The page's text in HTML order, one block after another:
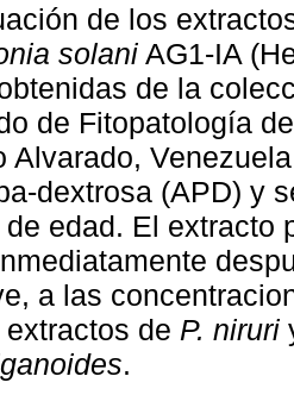
de los
solani AG1-IA
de la
de Fitopatología
Alvarado,
dextrosa (APD) y
edad. El extracto
a las
de P. niruri
.